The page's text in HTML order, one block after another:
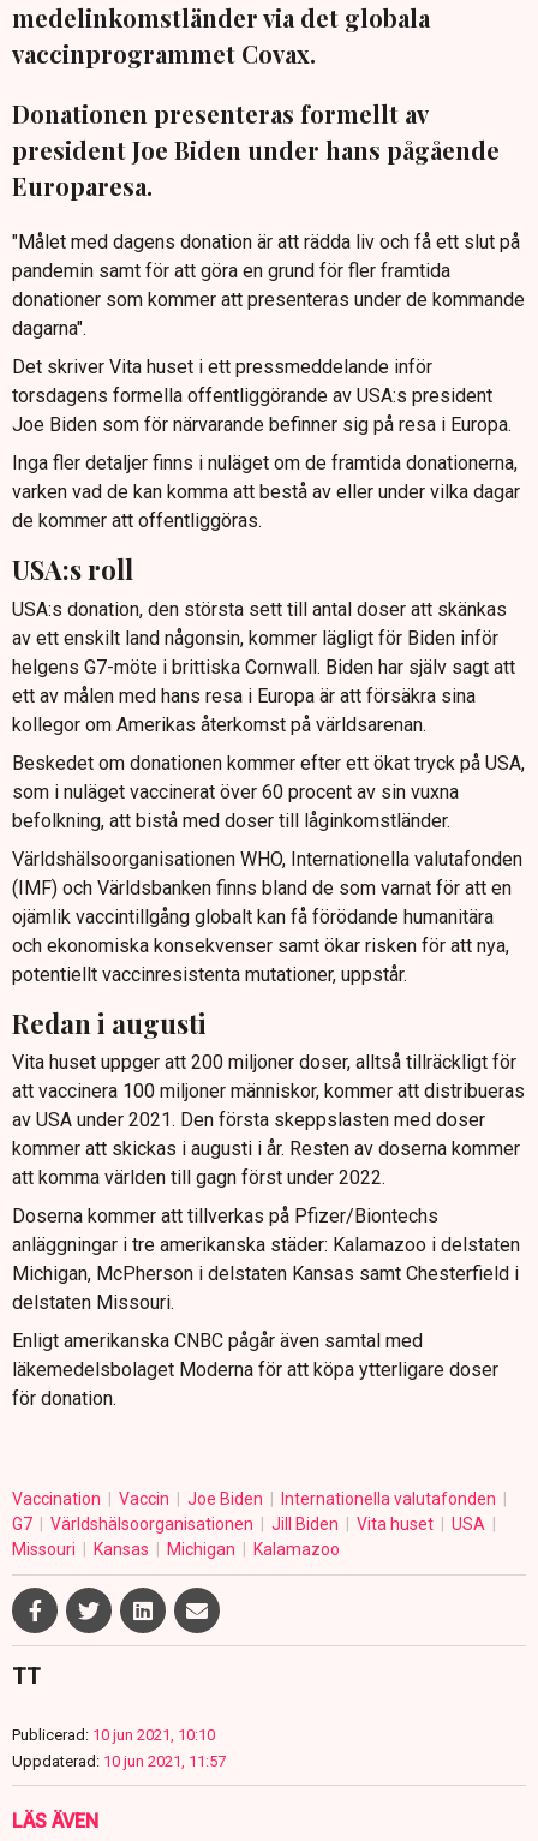
medelinkomstländer via det globala
vaccinprogrammet Covax.
Donationen presenteras formellt av
president Joe Biden under hans pågående
Europaresa.
"Målet med dagens donation är att rädda liv och få ett slut på
pandemin samt för att göra en grund för fler framtida
donationer som kommer att presenteras under de kommande
dagarna".
Det skriver Vita huset i ett pressmeddelande inför
torsdagens formella offentliggörande av USA:s president
Joe Biden som för närvarande befinner sig på resa i Europa.
Inga fler detaljer finns i nuläget om de framtida donationerna,
varken vad de kan komma att bestå av eller under vilka dagar
de kommer att offentliggöras.
USA:s roll
USA:s donation, den största sett till antal doser att skänkas
av ett enskilt land någonsin, kommer lägligt för Biden inför
helgens G7-möte i brittiska Cornwall. Biden har själv sagt att
ett av målen med hans resa i Europa är att försäkra sina
kollegor om Amerikas återkomst på världsarenan.
Beskedet om donationen kommer efter ett ökat tryck på USA,
som i nuläget vaccinerat över 60 procent av sin vuxna
befolkning, att bistå med doser till låginkomstländer.
Världshälsoorganisationen WHO, Internationella valutafonden
(IMF) och Världsbanken finns bland de som varnat för att en
ojämlik vaccintillgång globalt kan få förödande humanitära
och ekonomiska konsekvenser samt ökar risken för att nya,
potentiellt vaccinresistenta mutationer, uppstår.
Redan i augusti
Vita huset uppger att 200 miljoner doser, alltså tillräckligt för
att vaccinera 100 miljoner människor, kommer att distribueras
av USA under 2021. Den första skeppslasten med doser
kommer att skickas i augusti i år. Resten av doserna kommer
att komma världen till gagn först under 2022.
Doserna kommer att tillverkas på Pfizer/Biontechs
anläggningar i tre amerikanska städer: Kalamazoo i delstaten
Michigan, McPherson i delstaten Kansas samt Chesterfield i
delstaten Missouri.
Enligt amerikanska CNBC pågår även samtal med
läkemedelsbolaget Moderna för att köpa ytterligare doser
för donation.
Vaccination Vaccin Joe Biden
Internationella valutafonden
G7
Världshälsoorganisationen Jill Biden Vita huset
USA
Missouri
Kansas Michigan Kalamazoo
TT
Publicerad: 10 jun 2021, 10:10
Uppdaterad: 10 jun 2021, 11:57
LÄS ÄVEN